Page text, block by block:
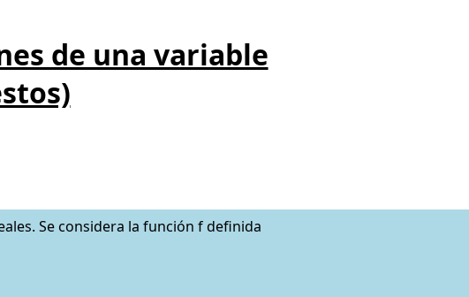
de una variable
Se considera la función f definida